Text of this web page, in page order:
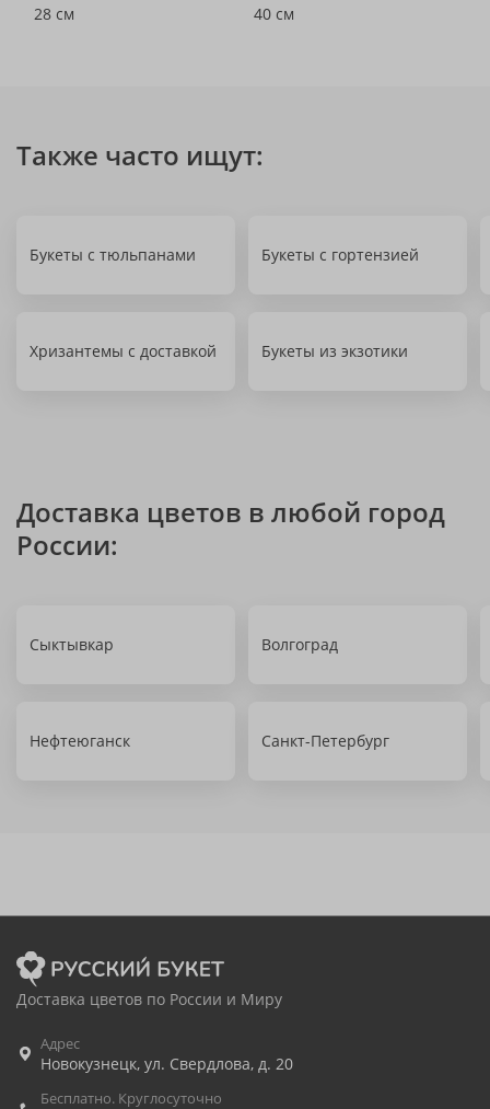
28 см
40 см
Также часто ищут:
Букеты с тюльпанами Букеты с гортензией
Хризантемы с доставкой Букеты из экзотики
Доставка цветов в любой город
России:
Сыктывкар Волгоград
Нефтеюганск Санкт-Петербург
Доставка цветов по России и Миру
Адрес
Новокузнецк, ул. Свердлова, д. 20
Бесплатно. Круглосуточно